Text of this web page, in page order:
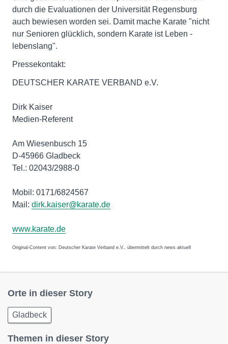
durch die Evaluationen der Universität Regensburg
auch bewiesen worden sei. Damit mache Karate "nicht
nur Senioren glücklich, sondern Karate ist Leben -
lebenslang".
Pressekontakt:
DEUTSCHER KARATE VERBAND e.V.
Dirk Kaiser
Medien-Referent
Am Wiesenbusch 15
D-45966 Gladbeck
Tel.: 02043/2988-0
Mobil: 0171/6824567
Mail: dirk.kaiser@karate.de
www.karate.de
Original-Content von: Deutscher Karate Verband e.V., übermittelt durch news aktuell
Orte in dieser Story
Gladbeck
Themen in dieser Story